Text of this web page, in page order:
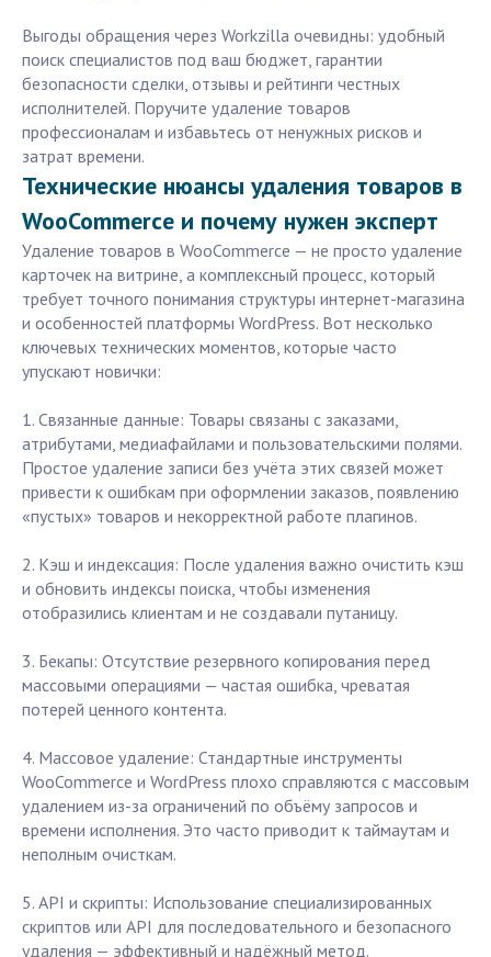
Выгоды обращения через Workzilla очевидны: удобный
поиск специалистов под ваш бюджет, гарантии
безопасности сделки, отзывы и рейтинги честных
исполнителей. Поручите удаление товаров
профессионалам и избавьтесь от ненужных рисков и
затрат времени.
Технические нюансы удаления товаров в
WooCommerce и почему нужен эксперт
Удаление товаров в WooCommerce — не просто удаление
карточек на витрине, а комплексный процесс, который
требует точного понимания структуры интернет-магазина
и особенностей платформы WordPress. Вот несколько
ключевых технических моментов, которые часто
упускают новички:
1. Связанные данные: Товары связаны с заказами,
атрибутами, медиафайлами и пользовательскими полями.
Простое удаление записи без учёта этих связей может
привести к ошибкам при оформлении заказов, появлению
«пустых» товаров и некорректной работе плагинов.
2. Кэш и индексация: После удаления важно очистить кэш
и обновить индексы поиска, чтобы изменения
отобразились клиентам и не создавали путаницу.
3. Бекапы: Отсутствие резервного копирования перед
массовыми операциями — частая ошибка, чреватая
потерей ценного контента.
4. Массовое удаление: Стандартные инструменты
WooCommerce и WordPress плохо справляются с массовым
удалением из-за ограничений по объёму запросов и
времени исполнения. Это часто приводит к таймаутам и
неполным очисткам.
5. API и скрипты: Использование специализированных
скриптов или API для последовательного и безопасного
удаления — эффективный и надёжный метод.